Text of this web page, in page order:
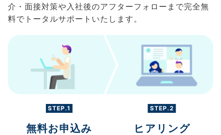
介・面接対策や入社後のアフターフォローまで完全無
料でトータルサポートいたします。
STEP.1
無料お申込み
STEP.2
ヒアリング